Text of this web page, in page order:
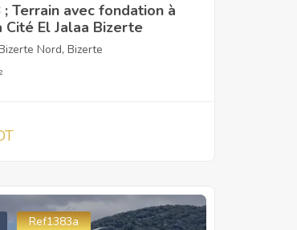
; Terrain avec fondation à
Cité El Jalaa Bizerte
Nord, Bizerte
Ref1383a